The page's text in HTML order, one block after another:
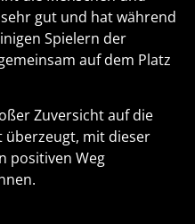
gut und hat während
Spielern der
auf dem Platz
Zuversicht auf die
überzeugt, mit dieser
positiven Weg